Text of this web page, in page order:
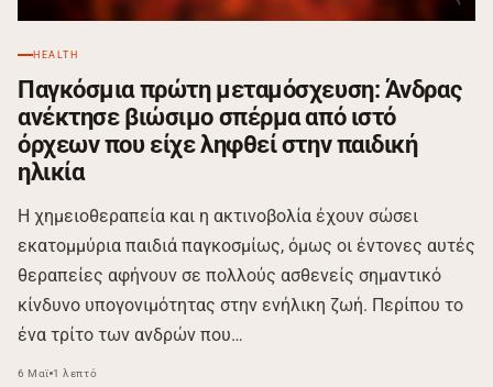
HEALTH
Παγκόσμια πρώτη μεταμόσχευση: Άνδρας
ανέκτησε βιώσιμο σπέρμα από ιστό
όρχεων που είχε ληφθεί στην παιδική
ηλικία
Η χημειοθεραπεία και η ακτινοβολία έχουν σώσει
εκατομμύρια παιδιά παγκοσμίως, όμως οι έντονες αυτές
θεραπείες αφήνουν σε πολλούς ασθενείς σημαντικό
κίνδυνο υπογονιμότητας στην ενήλικη ζωή. Περίπου το
ένα τρίτο των ανδρών που…
6 Μαϊ 1 λεπτό